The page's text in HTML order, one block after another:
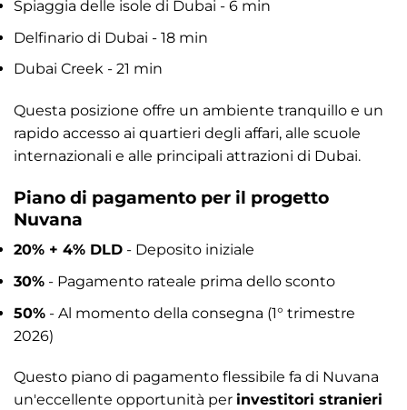
Spiaggia delle isole di Dubai - 6 min
Delfinario di Dubai - 18 min
Dubai Creek - 21 min
Questa posizione offre un ambiente tranquillo e un
rapido accesso ai quartieri degli affari, alle scuole
internazionali e alle principali attrazioni di Dubai.
Piano di pagamento per il progetto
Nuvana
20% + 4% DLD - Deposito iniziale
30% - Pagamento rateale prima dello sconto
50% - Al momento della consegna (1° trimestre
2026)
Questo piano di pagamento flessibile fa di Nuvana
un'eccellente opportunità per investitori stranieri